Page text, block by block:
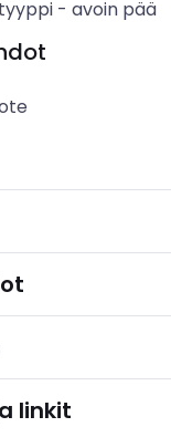
- avoin pää
linkit